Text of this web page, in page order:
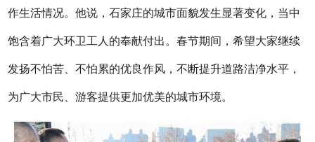
作生活情况。他说，石家庄的城市面貌发生显著变化，当中
饱含着广大环卫工人的奉献付出。春节期间，希望大家继续
发扬不怕苦、不怕累的优良作风，不断提升道路洁净水平，
为广大市民、游客提供更加优美的城市环境。